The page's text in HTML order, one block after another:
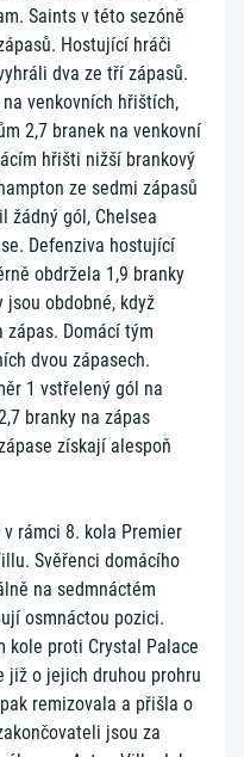
Saints v této sezóně
Hostující hráči
dva ze tří zápasů.
venkovních hřištích,
2,7 branek na venkovní
hřišti nižší brankový
ze sedmi zápasů
žádný gól, Chelsea
Defenziva hostující
obdržela 1,9 branky
jsou obdobné, když
zápas. Domácí tým
dvou zápasech.
1 vstřelený gól na
branky na zápas
získají alespoň
rámci 8. kola Premier
Svěřenci domácího
na sedmnáctém
osmnáctou pozici.
kole proti Crystal Palace
již o jejich druhou prohru
remizovala a přišla o
jsou za